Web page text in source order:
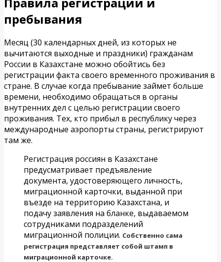
пребывания
Месяц (30 календарных дней, из которых не
вычитаются выходные и праздники) гражданам
России в Казахстане можно обойтись без
регистрации факта своего временного проживания в
стране. В случае когда пребывание займет больше
времени, необходимо обращаться в органы
внутренних дел с целью регистрации своего
проживания. Тех, кто прибыл в республику через
международные аэропорты страны, регистрируют
там же.
Регистрация россиян в Казахстане
предусматривает предъявление
документа, удостоверяющего личность,
миграционной карточки, выданной при
въезде на территорию Казахстана, и
подачу заявления на бланке, выдаваемом
сотрудниками подразделений
миграционной полиции. Собственно сама
регистрация представляет собой штамп в
миграционной карточке.